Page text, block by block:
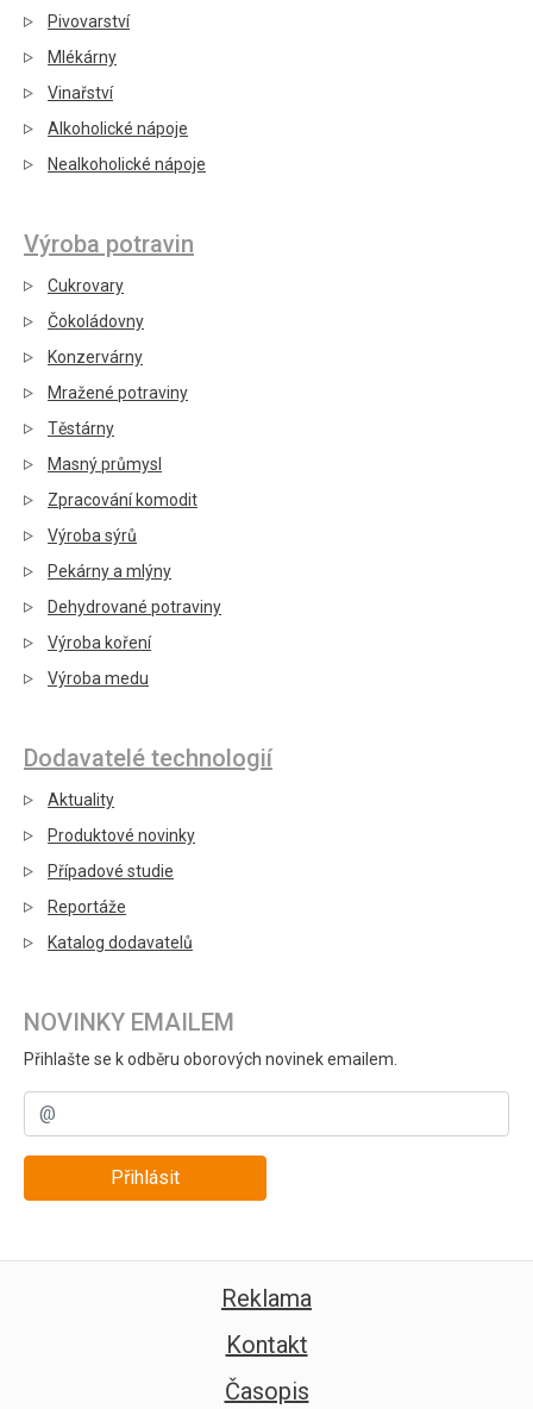
Pivovarství
Mlékárny
Vinařství
Alkoholické nápoje
Nealkoholické nápoje
Výroba potravin
Cukrovary
Čokoládovny
Konzervárny
Mražené potraviny
Těstárny
Masný průmysl
Zpracování komodit
Výroba sýrů
Pekárny a mlýny
Dehydrované potraviny
Výroba koření
Výroba medu
Dodavatelé technologií
Aktuality
Produktové novinky
Případové studie
Reportáže
Katalog dodavatelů
NOVINKY EMAILEM
Přihlašte se k odběru oborových novinek emailem.
Přihlásit
Reklama
Kontakt
Časopis